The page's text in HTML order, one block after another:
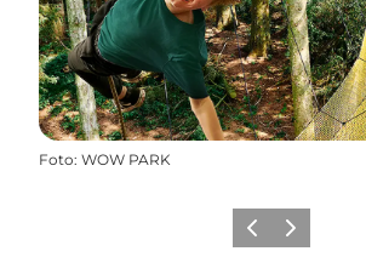
Foto: WOW PARK
ForrigeNæste